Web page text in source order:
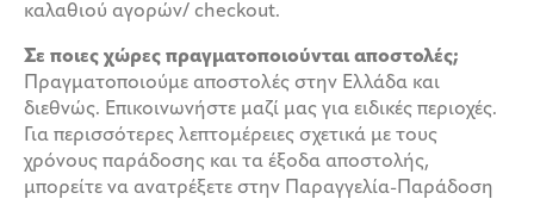
καλαθιού αγορών/ checkout.
Σε ποιες χώρες πραγματοποιούνται αποστολές;
Πραγματοποιούμε αποστολές στην Ελλάδα και
διεθνώς. Επικοινωνήστε μαζί μας για ειδικές περιοχές.
Για περισσότερες λεπτομέρειες σχετικά με τους
χρόνους παράδοσης και τα έξοδα αποστολής,
μπορείτε να ανατρέξετε στην Παραγγελία-Παράδοση